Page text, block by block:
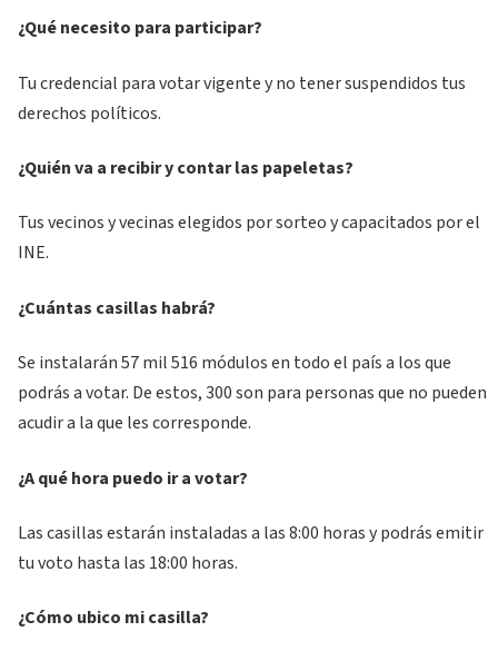
¿Qué necesito para participar?
Tu credencial para votar vigente y no tener suspendidos tus
derechos políticos.
¿Quién va a recibir y contar las papeletas?
Tus vecinos y vecinas elegidos por sorteo y capacitados por el
INE.
¿Cuántas casillas habrá?
Se instalarán 57 mil 516 módulos en todo el país a los que
podrás a votar. De estos, 300 son para personas que no pueden
acudir a la que les corresponde.
¿A qué hora puedo ir a votar?
Las casillas estarán instaladas a las 8:00 horas y podrás emitir
tu voto hasta las 18:00 horas.
¿Cómo ubico mi casilla?